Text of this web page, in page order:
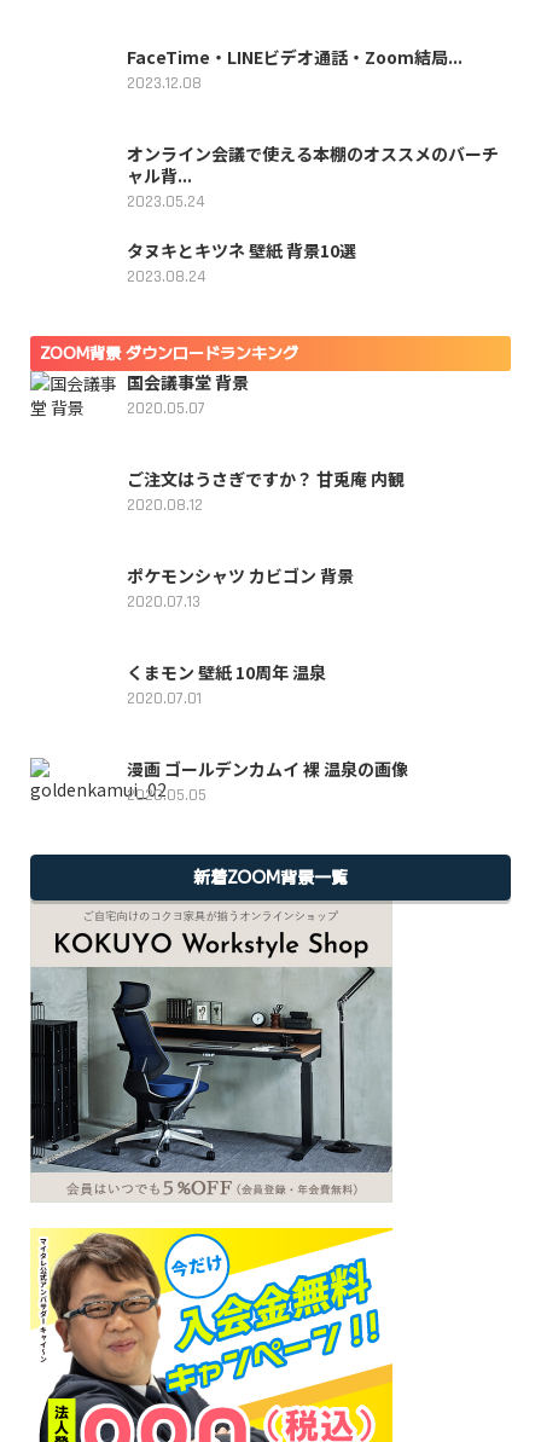
FaceTime・LINEビデオ通話・Zoom結局...
2023.12.08
オンライン会議で使える本棚のオススメのバーチ
ャル背...
2023.05.24
タヌキとキツネ 壁紙 背景10選
2023.08.24
ZOOM背景 ダウンロードランキング
国会議事堂 背景
2020.05.07
ご注文はうさぎですか？ 甘兎庵 内観
2020.08.12
ポケモンシャツ カビゴン 背景
2020.07.13
くまモン 壁紙 10周年 温泉
2020.07.01
漫画 ゴールデンカムイ 裸 温泉の画像
2020.05.05
新着ZOOM背景一覧